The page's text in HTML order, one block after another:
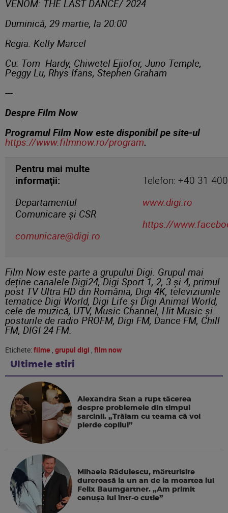
VENOM: THE LAST DANCE/ 2024
Duminică, 29 martie, la 20:00
Regia: Kelly Marcel
Cu: Tom Hardy, Chiwetel Ejiofor, Juno Temple,
Peggy Lu, Rhys Ifans, Stephen Graham
---
Despre Film Now
Programul Film Now este disponibil pe site-ul
https://www.filmnow.ro/program.
Pentru mai multe
informaţii:
Departamentul
Comunicare și CSR
comunicare@digi.ro
Telefon: +40 31
www.digi.ro
https://
Film Now este parte a grupului Digi. Grupul mai
deține canalele Digi24, Digi Sport 1, 2, 3 și 4, primul
post TV Ultra HD din România, Digi 4K, televiziunile
tematice Digi World, Digi Life și Digi Animal World,
cele de muzică, UTV, Music Channel, Hit Music și
posturile de radio PROFM, Digi FM, Dance FM, Chill
FM, DIGI 24 FM.
Etichete:filme grupul digi film now
Ultimele stiri
Alexandra Stan a rupt tăcerea
despre problemele din timpul
sarcinii. „Trăiam cu teama că voi
pierde copilul”
Mihaela Rădulescu, mărturisire
dureroasă la un an de la moartea lui
Felix Baumgartner. „Am primit
cenușa lui într-o cutie”